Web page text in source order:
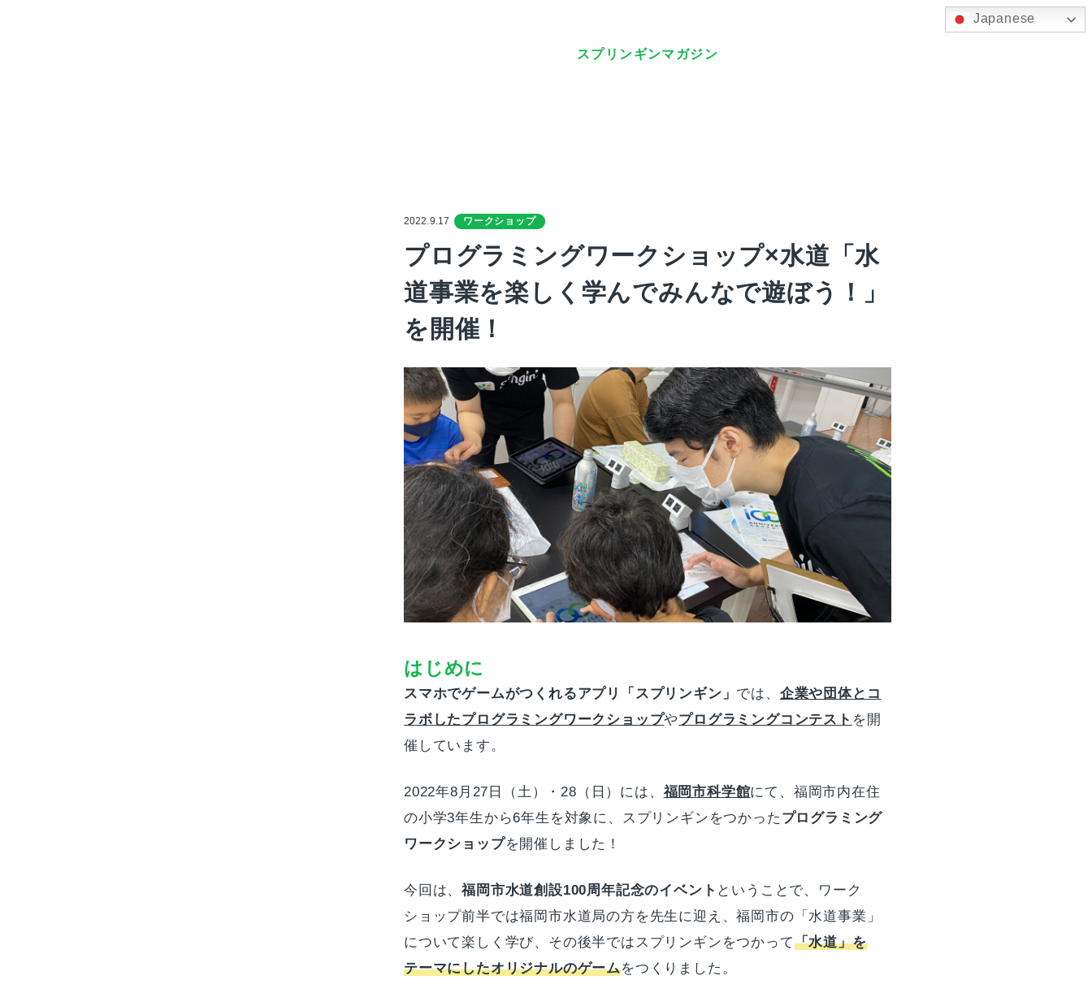
Japanese
スプリンギンマガジン
2022.9.17 ワークショップ
プログラミングワークショップ×水道「水
道事業を楽しく学んでみんなで遊ぼう！」
を開催！
はじめに
スマホでゲームがつくれるアプリ「スプリンギン」 では、 企業や団体とコ
ラボしたプログラミングワークショップやプログラミングコンテスト を開
催しています。
2022年8月27日（土）・28（日）には、 福岡市科学館にて、福岡市内在住
の小学3年生から6年生を対象に、スプリンギンをつかった プログラミング
ワークショップを開催しました！
今回は、福岡市水道創設100周年記念のイベント ということで、ワーク
ショップ前半では福岡市水道局の方を先生に迎え、福岡市の「水道事業」
について楽しく学び、その後半ではスプリンギンをつかって「水道」を
テーマにしたオリジナルのゲームをつくりました。